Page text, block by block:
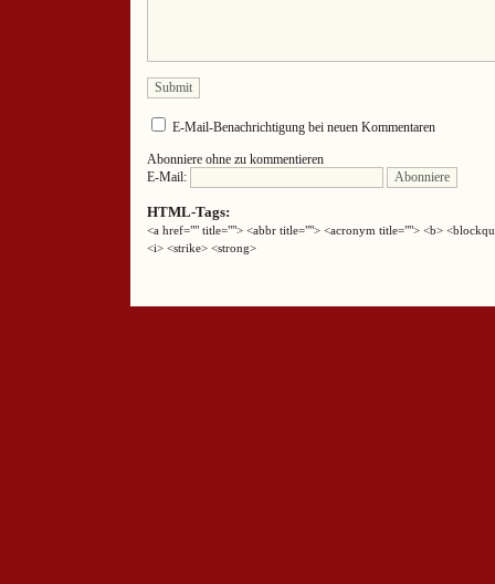
E-Mail-Benachrichtigung bei neuen Kommentaren
Abonniere ohne zu kommentieren
E-Mail:
HTML-Tags:
<a href="" title=""> <abbr title=""> <acronym title=""> <b>
<i> <strike> <strong>